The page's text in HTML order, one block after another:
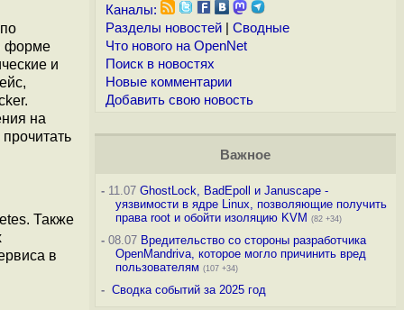
форме
и
на
Также
в
Каналы:
Разделы новостей| Сводные
Что нового на OpenNet
Поиск в новостях
Новые комментарии
Добавить свою новость
Важное
-11.07 GhostLock, BadEpoll и Januscape -
уязвимости в ядре Linux, позволяющие получить
права root и обойти изоляцию KVM (82 +34)
-08.07 Вредительство со стороны разработчика
OpenMandriva, которое могло причинить вред
пользователям (107 +34)
- Сводка событий за 2025 год